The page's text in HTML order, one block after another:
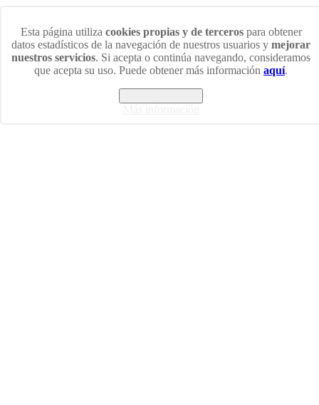
Esta página utiliza cookies propias y de tercerospara obtener
datos estadísticos de la navegación de nuestros usuarios y mejorar
nuestros servicios. Si acepta o continúa navegando, consideramos
que acepta su uso. Puede obtener más información aquí.